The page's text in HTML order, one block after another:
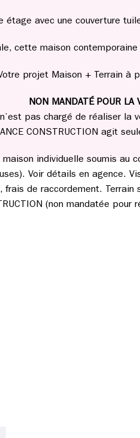
étage avec une couverture
cette maison
projet Maison + Terrain à
NON MANDATÉ POUR LA
n’est pas chargé de réaliser
CONSTRUCTION agit
individuelle soumis
Voir détails en agence.
de raccordement.
(non mandatée